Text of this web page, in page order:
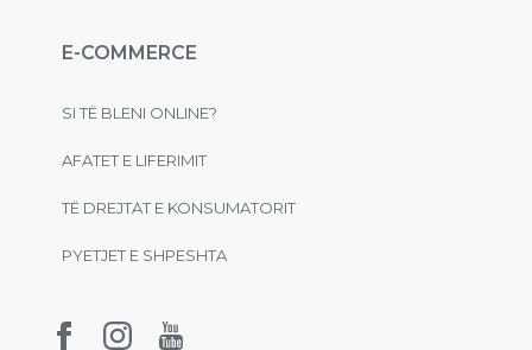
E-COMMERCE
SI TË BLENI ONLINE?
AFATET E LIFERIMIT
TË DREJTAT E KONSUMATORIT
PYETJET E SHPESHTA